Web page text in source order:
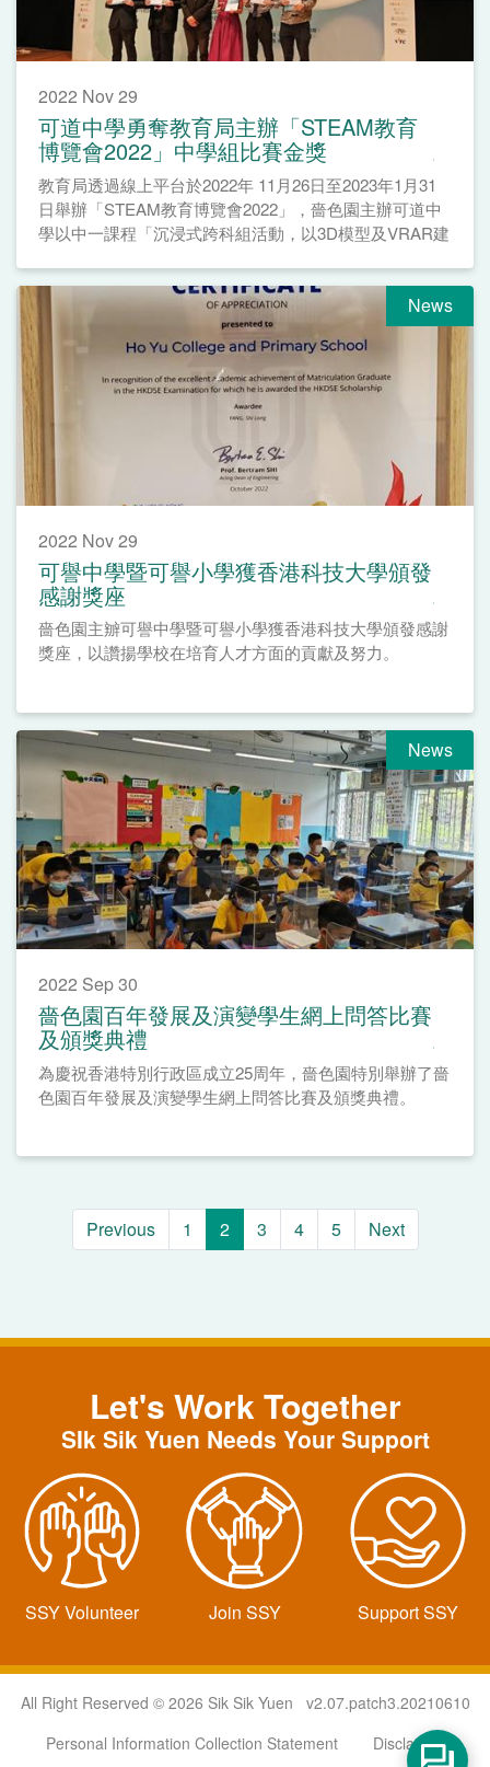
2022 Nov 29
可道中學勇奪教育局主辦「STEAM教育
博覽會2022」中學組比賽金獎
教育局透過線上平台於2022年 11月26日至2023年1月31
日舉辦「STEAM教育博覽會2022」，嗇色園主辦可道中
學以中一課程「沉浸式跨科組活動，以3D模型及VRAR建
News
2022 Nov 29
可譽中學暨可譽小學獲香港科技大學頒發
感謝獎座
嗇色園主辧可譽中學暨可譽小學獲香港科技大學頒發感謝
獎座，以讚揚學校在培育人才方面的貢獻及努力。
News
2022 Sep 30
嗇色園百年發展及演變學生網上問答比賽
及頒獎典禮
為慶祝香港特別行政區成立25周年，嗇色園特別舉辦了嗇
色園百年發展及演變學生網上問答比賽及頒獎典禮。
Previous 1 2 3 4 5 Next
Let's Work Together
SIk Sik Yuen Needs Your Support
SSY Volunteer Join SSY Support SSY
All Right Reserved © 2026 Sik Sik Yuen v2.07.patch3.20210610
Personal Information Collection Statement
Disclaimer